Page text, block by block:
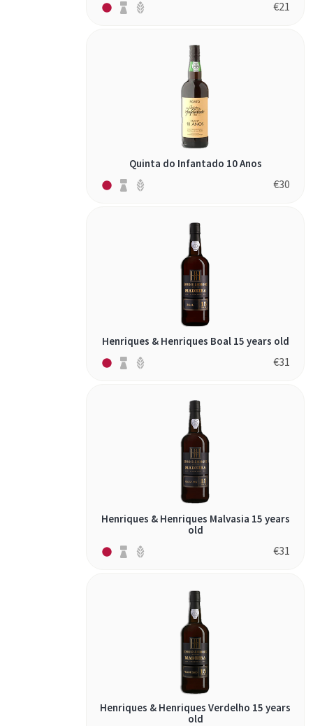
€21
Quinta do Infantado 10 Anos
€30
Henriques & Henriques Boal 15 years old
€31
Henriques & Henriques Malvasia 15 years
old
€31
Henriques & Henriques Verdelho 15 years
old